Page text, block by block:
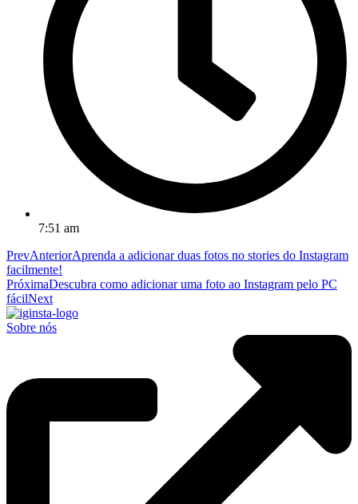
7:51 am
PrevAnteriorAprenda a adicionar duas fotos no stories do Instagram
facilmente!
PróximaDescubra como adicionar uma foto ao Instagram pelo PC
fácilNext
Sobre nós